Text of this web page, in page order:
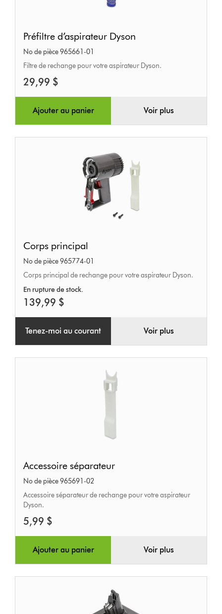
d’aspirateur
Dyson
Préfiltre d’aspirateur Dyson
No de pièce 965661-01
Filtre de rechange pour votre aspirateur Dyson.
29,99 $
Ajouter au panier Voir plus
principal
Corps principal
No de pièce 965774-01
Corps principal de rechange pour votre aspirateur Dyson.
En rupture de stock.
139,99 $
Tenez-moi au courant Voir plus
séparateur
Accessoire séparateur
No de pièce 965691-02
Accessoire séparateur de rechange pour votre aspirateur
Dyson.
5,99 $
Ajouter au panier Voir plus